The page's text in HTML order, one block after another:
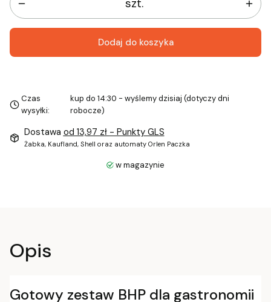
szt.
Dodaj do koszyka
Czas
wysyłki:
kup do 14:30 - wyślemy dzisiaj (dotyczy dni
robocze)
Dostawa od 13,97 zł - Punkty GLS
Żabka, Kaufland, Shell oraz automaty Orlen Paczka
w magazynie
Opis
Gotowy zestaw BHP dla gastronomii